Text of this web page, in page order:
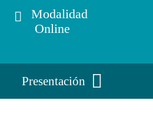
Modalidad
Online
Presentación